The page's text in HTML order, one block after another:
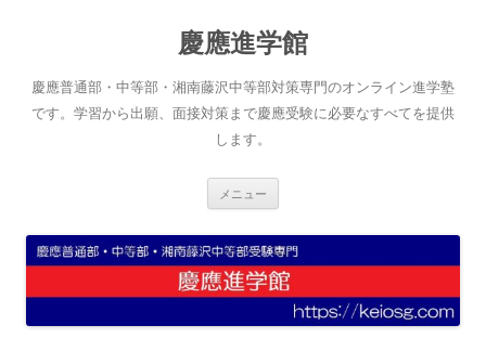
へ
ス
キ
慶應進学館
慶應普通部・中等部・湘南藤沢中等部対策専門のオンライン進学塾
です。学習から出願、面接対策まで慶應受験に必要なすべてを提供
します。
メニュー